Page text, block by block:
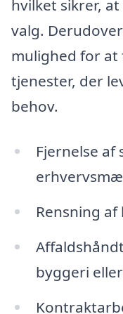
hvilket sikrer,
valg.
mulighed for at
tjenester, der
behov.
Fjernelse
Rensning
byggeri